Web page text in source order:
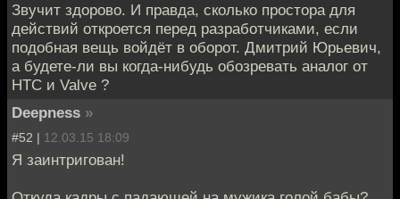
Звучит здорово. И правда, сколько простора для
действий откроется перед разработчиками, если
подобная вещь войдёт в оборот. Дмитрий Юрьевич,
а будете-ли вы когда-нибудь обозревать аналог от
HTC и Valve ?
Deepness »
#52 | 12.03.15 18:09
Я заинтригован!